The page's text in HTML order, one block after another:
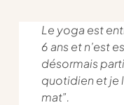
Le yoga est
6 ans et n’est
désormais
quotidien et je
mat”.